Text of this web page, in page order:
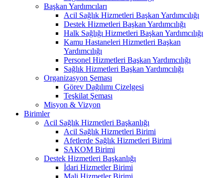
Başkan Yardımcıları
Acil Sağlık Hizmetleri Başkan Yardımcılığı
Destek Hizmetleri Başkan Yardımcılığı
Halk Sağlığı Hizmetleri Başkan Yardımcılığı
Kamu Hastaneleri Hizmetleri Başkan
Yardımcılığı
Personel Hizmetleri Başkan Yardımcılığı
Sağlık Hizmetleri Başkan Yardımcılığı
Organizasyon Şeması
Görev Dağılımı Çizelgesi
Teşkilat Şeması
Misyon & Vizyon
Birimler
Acil Sağlık Hizmetleri Başkanlığı
Acil Sağlık Hizmetleri Birimi
Afetlerde Sağlık Hizmetleri Birimi
SAKOM Birimi
Destek Hizmetleri Başkanlığı
İdari Hizmetler Birimi
Mali Hizmetler Birimi